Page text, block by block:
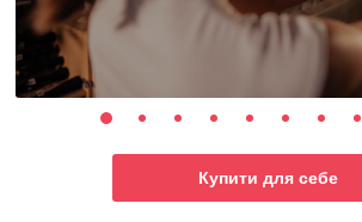
Купити для себе